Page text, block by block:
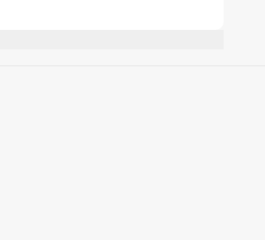
BENZYL
VANILLIN, CITRUS
CITRONELLOL, PINENE, GERANIOL,
EUGENOL.